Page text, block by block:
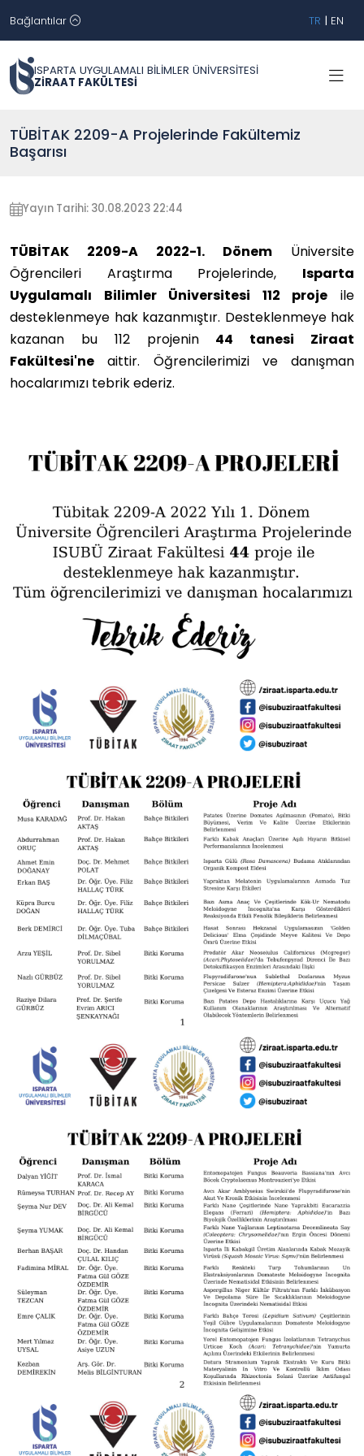
Bağlantılar TR | EN
ISPARTA UYGULAMALI BİLİMLER ÜNİVERSİTESİ
ZİRAAT FAKÜLTESİ
TÜBİTAK 2209-A Projelerinde Fakültemiz
Başarısı
Yayın Tarihi: 30.08.2023 22:44
TÜBİTAK 2209-A 2022-1. Dönem Üniversite
Öğrencileri Araştırma Projelerinde, Isparta
Uygulamalı Bilimler Üniversitesi 112 proje ile
desteklenmeye hak kazanmıştır. Desteklenmeye hak
kazanan bu 112 projenin 44 tanesi Ziraat
Fakültesi'ne aittir. Öğrencilerimizi ve danışman
hocalarımızı tebrik ederiz.